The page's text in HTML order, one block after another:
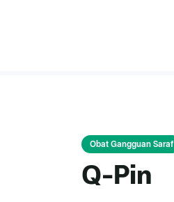
Obat Gangguan Saraf
Q-Pin